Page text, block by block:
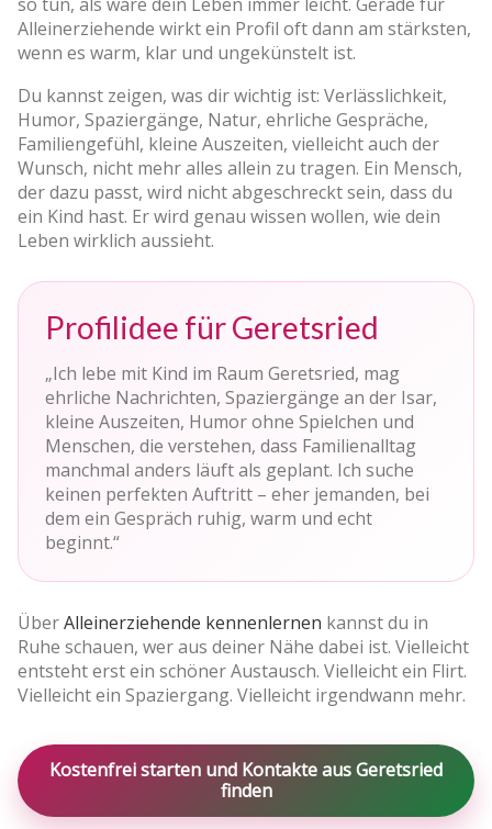
Alleinerziehende wirkt ein Profil oft dann am stärksten,
wenn es warm, klar und ungekünstelt ist.
Du kannst zeigen, was dir wichtig ist: Verlässlichkeit,
Humor, Spaziergänge, Natur, ehrliche Gespräche,
Familiengefühl, kleine Auszeiten, vielleicht auch der
Wunsch, nicht mehr alles allein zu tragen. Ein Mensch,
der dazu passt, wird nicht abgeschreckt sein, dass du
ein Kind hast. Er wird genau wissen wollen, wie dein
Leben wirklich aussieht.
Profilidee für Geretsried
„Ich lebe mit Kind im Raum Geretsried, mag
ehrliche Nachrichten, Spaziergänge an der Isar,
kleine Auszeiten, Humor ohne Spielchen und
Menschen, die verstehen, dass Familienalltag
manchmal anders läuft als geplant. Ich suche
keinen perfekten Auftritt – eher jemanden, bei
dem ein Gespräch ruhig, warm und echt
beginnt.“
ÜberAlleinerziehende kennenlernen kannst du in
Ruhe schauen, wer aus deiner Nähe dabei ist. Vielleicht
entsteht erst ein schöner Austausch. Vielleicht ein Flirt.
Vielleicht ein Spaziergang. Vielleicht irgendwann mehr.
Kostenfrei starten und Kontakte aus Geretsried
finden